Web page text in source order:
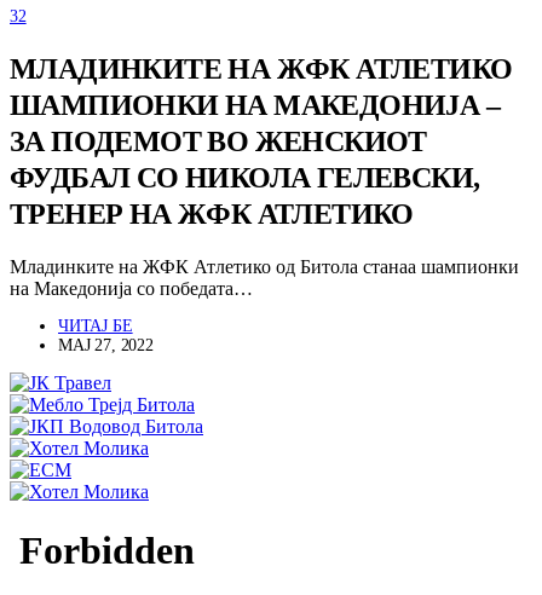
32
МЛАДИНКИТЕ НА ЖФК АТЛЕТИКО
ШАМПИОНКИ НА МАКЕДОНИЈА –
ЗА ПОДЕМОТ ВО ЖЕНСКИОТ
ФУДБАЛ СО НИКОЛА ГЕЛЕВСКИ,
ТРЕНЕР НА ЖФК АТЛЕТИКО
Младинките на ЖФК Атлетико од Битола станаа шампионки
на Македонија со победата…
ЧИТАЈ БЕ
МАЈ 27, 2022